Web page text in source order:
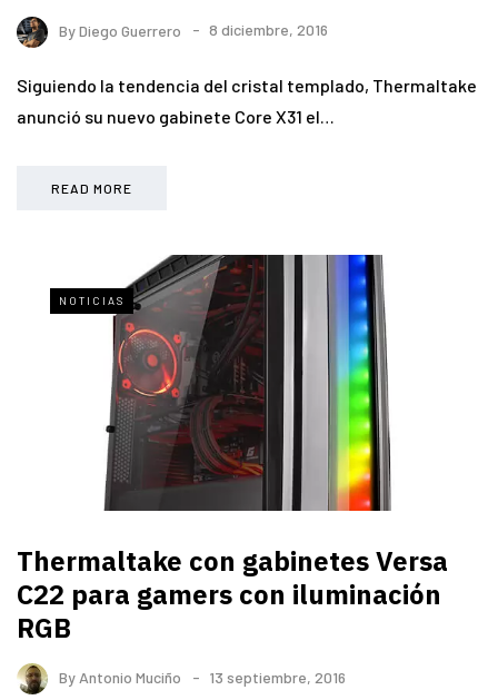
ByDiego Guerrero 8 diciembre, 2016
Siguiendo la tendencia del cristal templado, Thermaltake
anunció su nuevo gabinete Core X31 el…
READ MORE
NOTICIAS
Thermaltake con gabinetes Versa
C22 para gamers con iluminación
RGB
By Antonio Muciño 13 septiembre, 2016